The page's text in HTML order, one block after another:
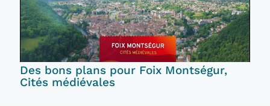
Des bons plans pour Foix Montségur,
Cités médiévales